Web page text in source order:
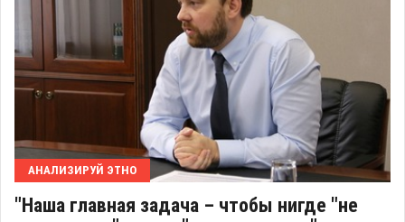
АНАЛИЗИРУЙ ЭТНО
"Наша главная задача – чтобы нигде "не